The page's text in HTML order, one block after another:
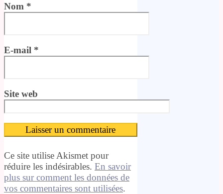
Nom *
E-mail *
Site web
Ce site utilise Akismet pour
réduire les indésirables. En savoir
plus sur comment les données de
vos commentaires sont utilisées.